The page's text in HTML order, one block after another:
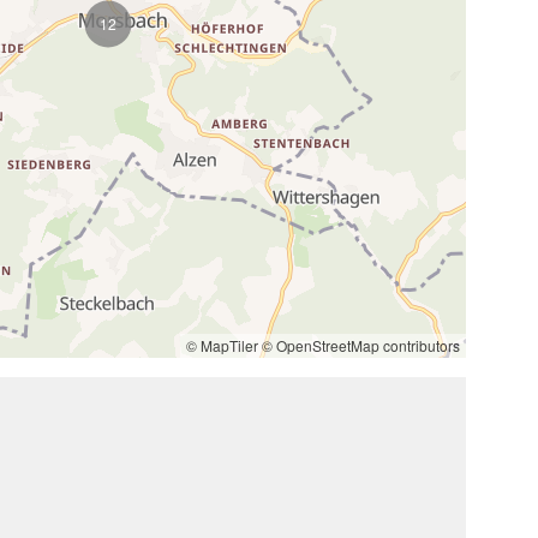
12
© MapTiler© OpenStreetMap contributors